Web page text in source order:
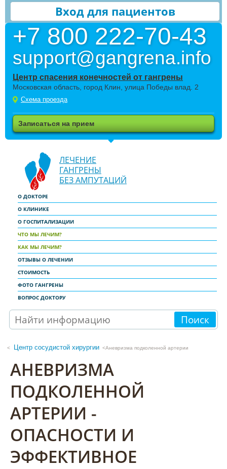
Вход для пациентов
+7 800 222-70-43
support@gangrena.info
Центр спасения конечностей от гангрены
Московская область, город Клин, улица Победы влад. 2
Схема проезда
Записаться на прием
ЛЕЧЕНИЕ
ГАНГРЕНЫ
БЕЗ АМПУТАЦИЙ
О ДОКТОРЕ
О КЛИНИКЕ
О ГОСПИТАЛИЗАЦИИ
ЧТО МЫ ЛЕЧИМ?
КАК МЫ ЛЕЧИМ?
ОТЗЫВЫ О ЛЕЧЕНИИ
СТОИМОСТЬ
ФОТО ГАНГРЕНЫ
ВОПРОС ДОКТОРУ
Поиск
Центр сосудистой хирургии <Аневризма подколенной артерии
АНЕВРИЗМА
ПОДКОЛЕННОЙ
АРТЕРИИ -
ОПАСНОСТИ И
ЭФФЕКТИВНОЕ